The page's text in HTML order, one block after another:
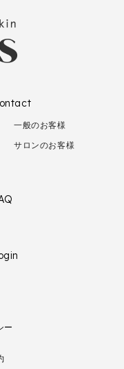
一般のお客様
サロンのお客様
ー